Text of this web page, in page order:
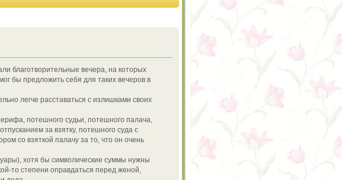
благотворительные вечера, на которых
бы предложить себя для таких вечеров в
легче расставаться с излишками своих
потешного судьи, потешного палача,
за взятку, потешного суда с
со взяткой палачу за то, что он очень
хотя бы символические суммы нужны
то степени оправдаться перед женой,